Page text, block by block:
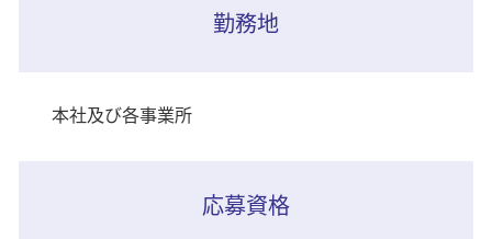
勤務地
本社及び各事業所
応募資格